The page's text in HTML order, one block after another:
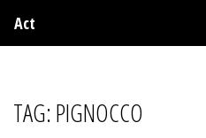
Act
TAG:PIGNOCCO